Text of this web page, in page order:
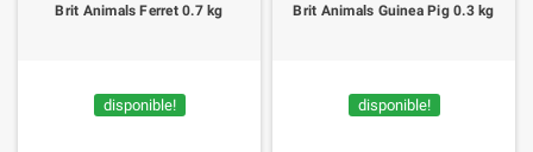
Brit Animals Ferret 0.7 kg
disponible!
Brit Animals Guinea Pig 0.3 kg
disponible!